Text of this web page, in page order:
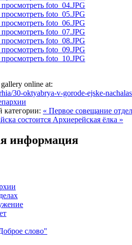
online at:
30-oktyabrya-v-gorode-ejske-
категории: « Первое совещание
состоится Архиерейская ёлка »
информация
слово"